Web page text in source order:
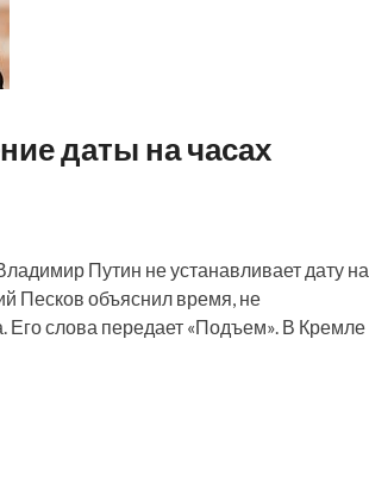
даты на часах
Путин не устанавливает дату на
Песков объяснил время, не
Его слова передает «Подъем». В Кремле